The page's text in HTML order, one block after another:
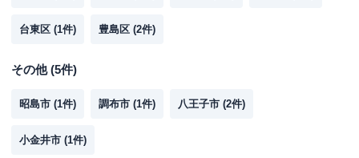
台東区 (1件) 豊島区 (2件)
その他(5件)
昭島市 (1件) 調布市 (1件) 八王子市 (2件)
小金井市 (1件)